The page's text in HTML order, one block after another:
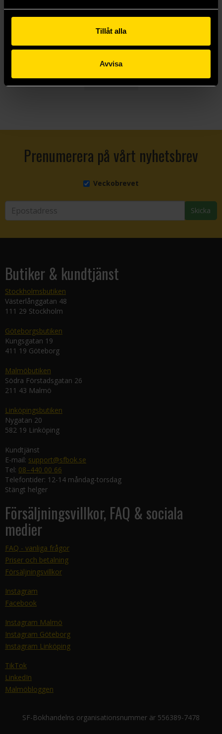
Tillåt alla
Avvisa
Visa allt
Prenumerera på vårt nyhetsbrev
Veckobrevet
Skicka
Butiker & kundtjänst
Stockholmsbutiken
Västerlånggatan 48
111 29 Stockholm
Göteborgsbutiken
Kungsgatan 19
411 19 Göteborg
Malmöbutiken
Södra Förstadsgatan 26
211 43 Malmö
Linköpingsbutiken
Nygatan 20
582 19 Linköping
Kundtjänst
E-mail: support@sfbok.se
Tel: 08–440 00 66
Telefontider: 12-14 måndag-torsdag
Stängt helger
Försäljningsvillkor, FAQ & sociala
medier
FAQ - vanliga frågor
Priser och betalning
Försäljningsvillkor
Instagram
Facebook
Instagram Malmö
Instagram Göteborg
Instagram Linköping
TikTok
LinkedIn
Malmöbloggen
SF-Bokhandelns organisationsnummer är 556389-7478